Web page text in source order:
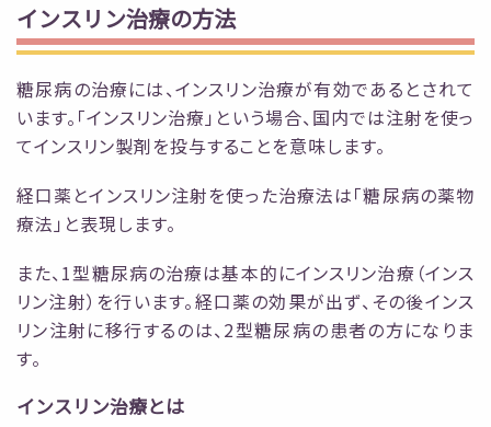
インスリン治療の方法
糖尿病の治療には、インスリン治療が有効であるとされて
います。「インスリン治療」という場合、国内では注射を使っ
てインスリン製剤を投与することを意味します。
経口薬とインスリン注射を使った治療法は「糖尿病の薬物
療法」と表現します。
また、1型糖尿病の治療は基本的にインスリン治療（インス
リン注射）を行います。経口薬の効果が出ず、その後インス
リン注射に移行するのは、2型糖尿病の患者の方になりま
す。
インスリン治療とは